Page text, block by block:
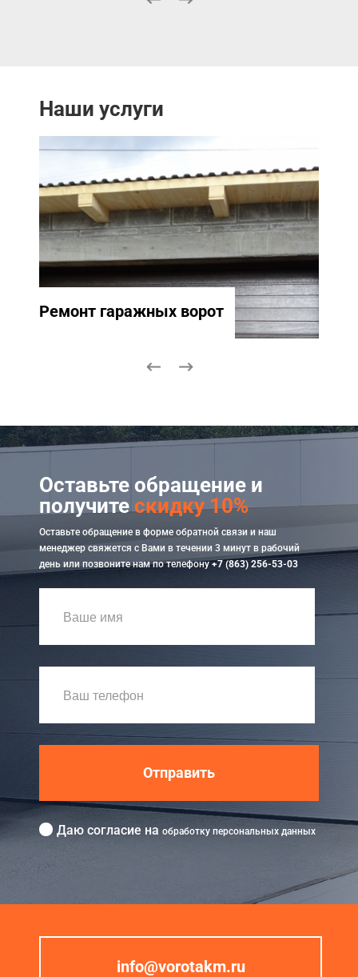
Наши услуги
Ремонт гаражных ворот
Оставьте обращение и
получитескидку 10%
Оставьте обращение в форме обратной связи и наш
менеджер свяжется с Вами в течении 3 минут в рабочий
день или позвоните нам по телефону+7 (863) 256-53-03
Отправить
Даю согласие на обработку персональных данных
info@vorotakm.ru